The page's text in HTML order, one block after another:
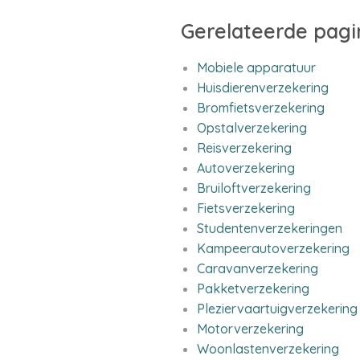
Gerelateerde
Mobiele apparatuur
Huisdierenverzekering
Bromfietsverzekering
Opstalverzekering
Reisverzekering
Autoverzekering
Bruiloftverzekering
Fietsverzekering
Studentenverzekeringen
Kampeerautoverzekering
Caravanverzekering
Pakketverzekering
Pleziervaartuigverzekering
Motorverzekering
Woonlastenverzekering